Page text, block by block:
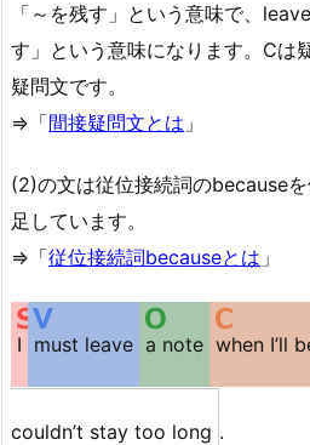
「～を残す」という意味で、
す」という意味になります。Cは
疑問文です。
⇒「間接疑問文とは 」
(2)の文は従位接続詞のbecause
足しています。
⇒「従位接続詞becauseとは 」
I must leave a note when I’ll
couldn’t stay too long .